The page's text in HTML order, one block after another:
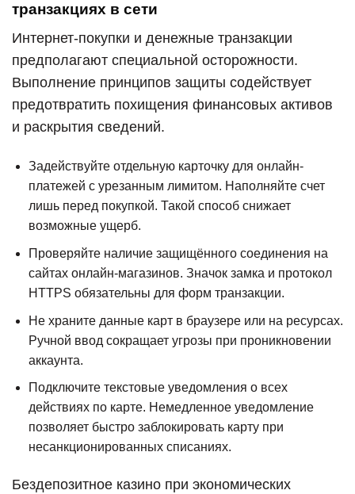
транзакциях в сети
Интернет-покупки и денежные транзакции
предполагают специальной осторожности.
Выполнение принципов защиты содействует
предотвратить похищения финансовых активов
и раскрытия сведений.
Задействуйте отдельную карточку для онлайн-
платежей с урезанным лимитом. Наполняйте счет
лишь перед покупкой. Такой способ снижает
возможные ущерб.
Проверяйте наличие защищённого соединения на
сайтах онлайн-магазинов. Значок замка и протокол
HTTPS обязательны для форм транзакции.
Не храните данные карт в браузере или на ресурсах.
Ручной ввод сокращает угрозы при проникновении
аккаунта.
Подключите текстовые уведомления о всех
действиях по карте. Немедленное уведомление
позволяет быстро заблокировать карту при
несанкционированных списаниях.
Бездепозитное казино при экономических